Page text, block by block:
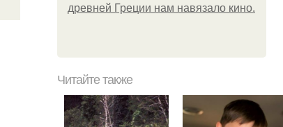
древней Греции нам навязало кино.
Читайте также